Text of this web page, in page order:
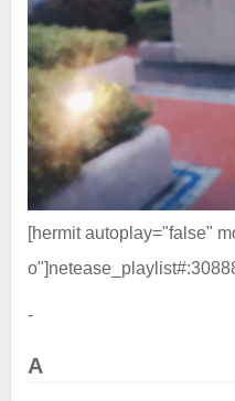
[hermit autoplay="false"
-
A